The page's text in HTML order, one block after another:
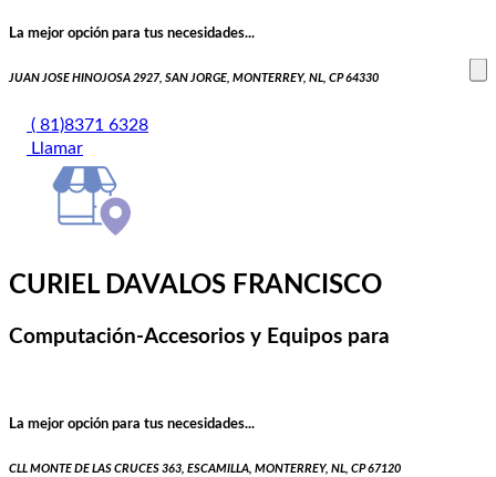
La mejor opción para tus necesidades...
JUAN JOSE HINOJOSA 2927, SAN JORGE, MONTERREY, NL, CP 64330
( 81)8371 6328
Llamar
CURIEL DAVALOS FRANCISCO
Computación-Accesorios y Equipos para
La mejor opción para tus necesidades...
CLL MONTE DE LAS CRUCES 363, ESCAMILLA, MONTERREY, NL, CP 67120